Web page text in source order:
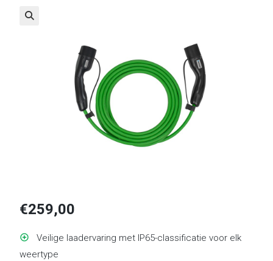
€259,00
Veilige laadervaring met IP65-classificatie voor elk
weertype